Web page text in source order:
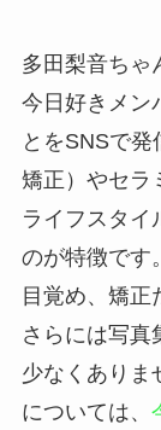
多田梨音ちゃ
今日好きメン
とをSNSで
矯正）やセラ
ライフスタイ
のが特徴です
目覚め、矯正
さらには写真
少なくありま
については、